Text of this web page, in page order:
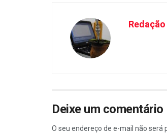
Deixe um comentário
O seu endereço de e-mail não será